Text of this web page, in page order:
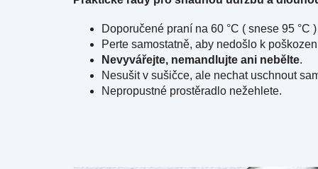
Doporučené praní na 60 °C ( snese 95
Perte samostatně, aby nedošlo k
Nevyvářejte, nemandlujte ani nebělte.
Nesušit v sušičce, ale nechat uschnout
Nepropustné prostěradlo nežehlete.